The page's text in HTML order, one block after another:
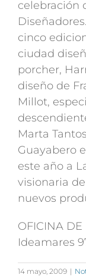
celebración
cinco
ciudad
porcher,
diseño de
Millot,
Marta
Guayabero
este año a
visionaria
nuevos
OFICINA DE
Ideamares
14 mayo, 2009 |